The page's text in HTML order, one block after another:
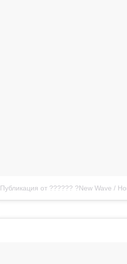
Публикация от ?????? ?New Wave /